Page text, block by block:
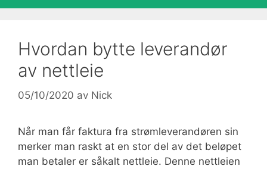
Hvordan bytte leverandør
av nettleie
05/10/2020 av Nick
Når man får faktura fra strømleverandøren sin
merker man raskt at en stor del av det beløpet
man betaler er såkalt nettleie. Denne nettleien